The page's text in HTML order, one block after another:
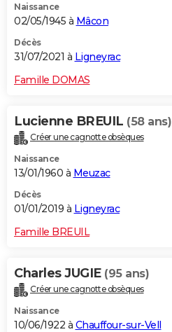
Naissance
02/05/1945 à Mâcon
Décès
31/07/2021 à Ligneyrac
Famille DOMAS
Lucienne BREUIL (58 ans)
Créer une cagnotte obsèques
Naissance
13/01/1960 à Meuzac
Décès
01/01/2019 à Ligneyrac
Famille BREUIL
Charles JUGIE (95 ans)
Créer une cagnotte obsèques
Naissance
10/06/1922 à Chauffour-sur-Vell